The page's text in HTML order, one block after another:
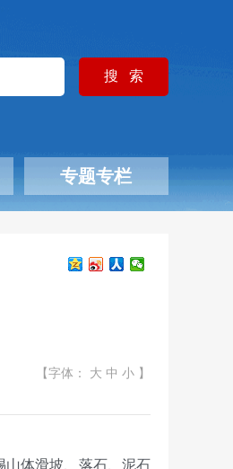
专题专栏
【字体： 大 中 小 】
山体滑坡、落石、泥石